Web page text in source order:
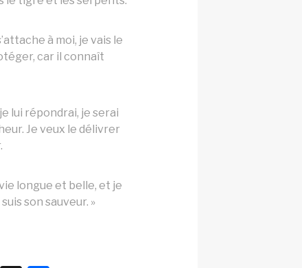
à moi, je vais le
car il connaît
lui répondrai, je serai
Je veux le délivrer
longue et belle, et je
son sauveur. »